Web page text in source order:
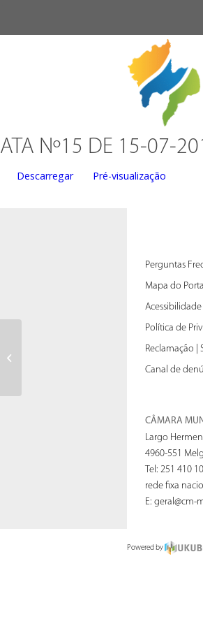
ATA Nº15 DE 15-07-
Descarregar Pré-visualização
Perguntas
Mapa do
Acessibilidade
Política de
Reclamação |
Canal de
CÂMARA
Largo
4960-551
Tel: 251 410
rede fixa
E:geral@cm-
Powered by